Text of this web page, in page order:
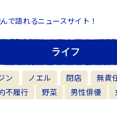
で語れるニュースサイト！
ライフ
ン ノエル 閉店 無責
不履行 野菜 男性俳優